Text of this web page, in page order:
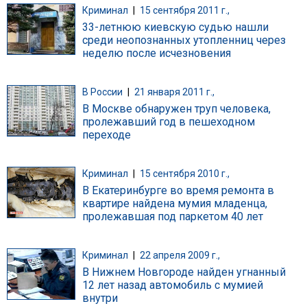
Криминал | 15 сентября 2011 г.,
33-летнюю киевскую судью нашли
среди неопознанных утопленниц через
неделю после исчезновения
В России 21 января 2011 г.,
В Москве обнаружен труп человека,
пролежавший год в пешеходном
переходе
Криминал 15 сентября 2010 г.,
В Екатеринбурге во время ремонта в
квартире найдена мумия младенца,
пролежавшая под паркетом 40 лет
Криминал 22 апреля 2009 г.,
В Нижнем Новгороде найден угнанный
12 лет назад автомобиль с мумией
внутри